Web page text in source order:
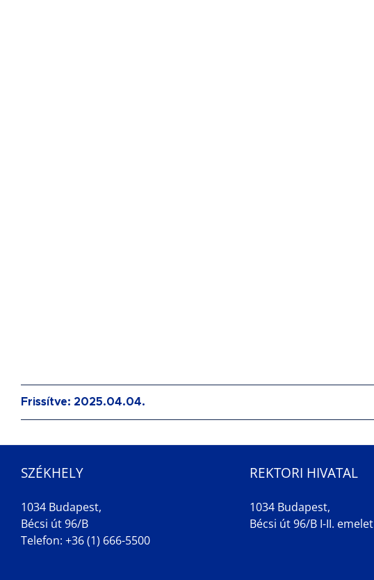
Frissítve: 2025.04.04.
SZÉKHELY
1034 Budapest,
Bécsi út 96/B
Telefon: +36 (1) 666-5500
REKTORI HIVATAL
1034 Budapest,
Bécsi út 96/B I-II. emelet